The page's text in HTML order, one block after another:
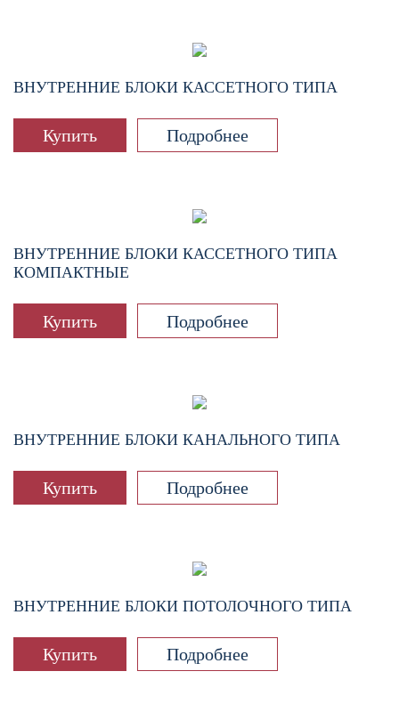
ВНУТРЕННИЕ БЛОКИ КАССЕТНОГО ТИПА
Купить Подробнее
ВНУТРЕННИЕ БЛОКИ КАССЕТНОГО ТИПА
КОМПАКТНЫЕ
Купить Подробнее
ВНУТРЕННИЕ БЛОКИ КАНАЛЬНОГО ТИПА
Купить Подробнее
ВНУТРЕННИЕ БЛОКИ ПОТОЛОЧНОГО ТИПА
Купить Подробнее